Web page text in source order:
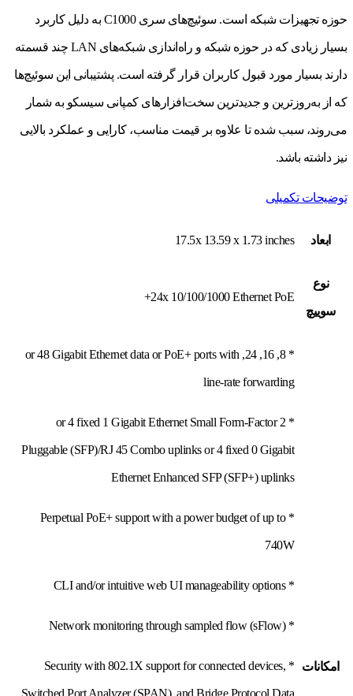
حوزه تجهیزات شبکه است. سوئیچ‌های سری C1000 به دلیل کاربرد
بسیار زیادی که در حوزه شبکه و راه‌اندازی شبکه‌های LAN چند قسمته
دارند بسیار مورد قبول کاربران قرار گرفته است. پشتیبانی این سوئیچ‌ها
که از به‌روزترین و جدیدترین سخت‌افزارهای کمپانی سیسکو به شمار
می‌روند، سبب شده تا علاوه بر قیمت مناسب، کارایی و عملکرد بالایی
نیز داشته باشد.
توضیحات تکمیلی
ابعاد 17.5x 13.59 x 1.73 inches
نوع
سوييچ
24x 10/100/1000 Ethernet PoE+
امکانات
* 8, 16, 24, or 48 Gigabit Ethernet data or PoE+ ports with
line-rate forwarding
* 2 or 4 fixed 1 Gigabit Ethernet Small Form-Factor
Pluggable (SFP)/RJ 45 Combo uplinks or 4 fixed 0 Gigabit
Ethernet Enhanced SFP (SFP+) uplinks
* Perpetual PoE+ support with a power budget of up to
740W
* CLI and/or intuitive web UI manageability options
* Network monitoring through sampled flow (sFlow)
* Security with 802.1X support for connected devices,